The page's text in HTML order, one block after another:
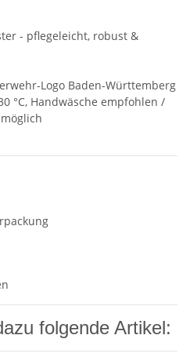
- pflegeleicht, robust &
Logo Baden-Württemberg
°C, Handwäsche empfohlen /
folgende Artikel: